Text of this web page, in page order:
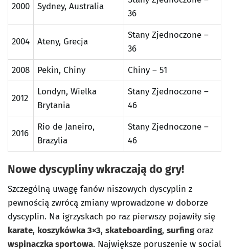
2000 Sydney, Australia
36
2004 Ateny, Grecja
Stany Zjednoczone –
36
2008
Pekin, Chiny Chiny – 51
2012
Londyn, Wielka
Brytania
Stany Zjednoczone –
46
2016
Rio de Janeiro,
Brazylia
Stany Zjednoczone –
46
Nowe dyscypliny wkraczają do gry!
Szczególną uwagę fanów niszowych dyscyplin z
pewnością zwrócą zmiany wprowadzone w doborze
dyscyplin. Na igrzyskach po raz pierwszy pojawiły się
karate, koszykówka 3×3, skateboarding, surfingoraz
wspinaczka sportowa. Największe poruszenie w social